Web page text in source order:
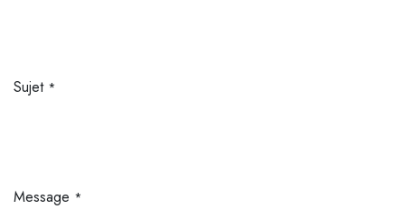
Sujet *
Message *